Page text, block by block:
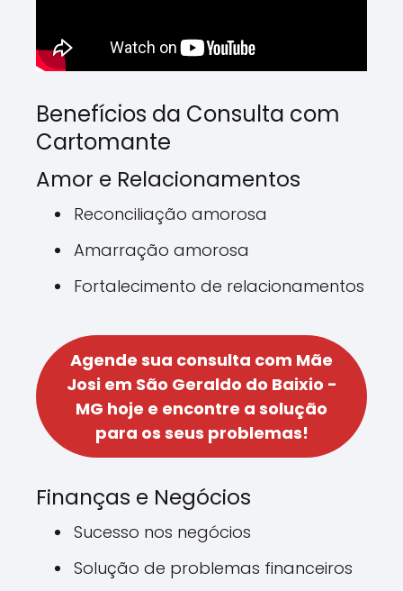
Benefícios da Consulta com
Cartomante
Amor e Relacionamentos
Reconciliação amorosa
Amarração amorosa
Fortalecimento de relacionamentos
Agende sua consulta com Mãe
Josi em São Geraldo do Baixio -
MG hoje e encontre a solução
para os seus problemas!
Finanças e Negócios
Sucesso nos negócios
Solução de problemas financeiros